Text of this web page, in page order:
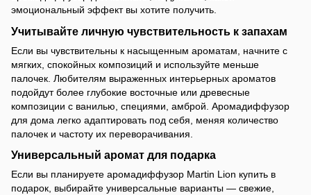
эмоциональный эффект вы хотите получить.
Учитывайте личную чувствительность к запахам
Если вы чувствительны к насыщенным ароматам, начните с
мягких, спокойных композиций и используйте меньше
палочек. Любителям выраженных интерьерных ароматов
подойдут более глубокие восточные или древесные
композиции с ванилью, специями, амброй. Аромадиффузор
для дома легко адаптировать под себя, меняя количество
палочек и частоту их переворачивания.
Универсальный аромат для подарка
Если вы планируете аромадиффузор Martin Lion купить в
подарок, выбирайте универсальные варианты — свежие,